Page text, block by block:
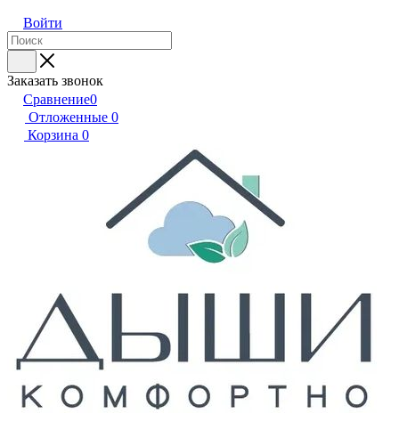
Войти
Заказать звонок
Сравнение0
Отложенные 0
Корзина 0